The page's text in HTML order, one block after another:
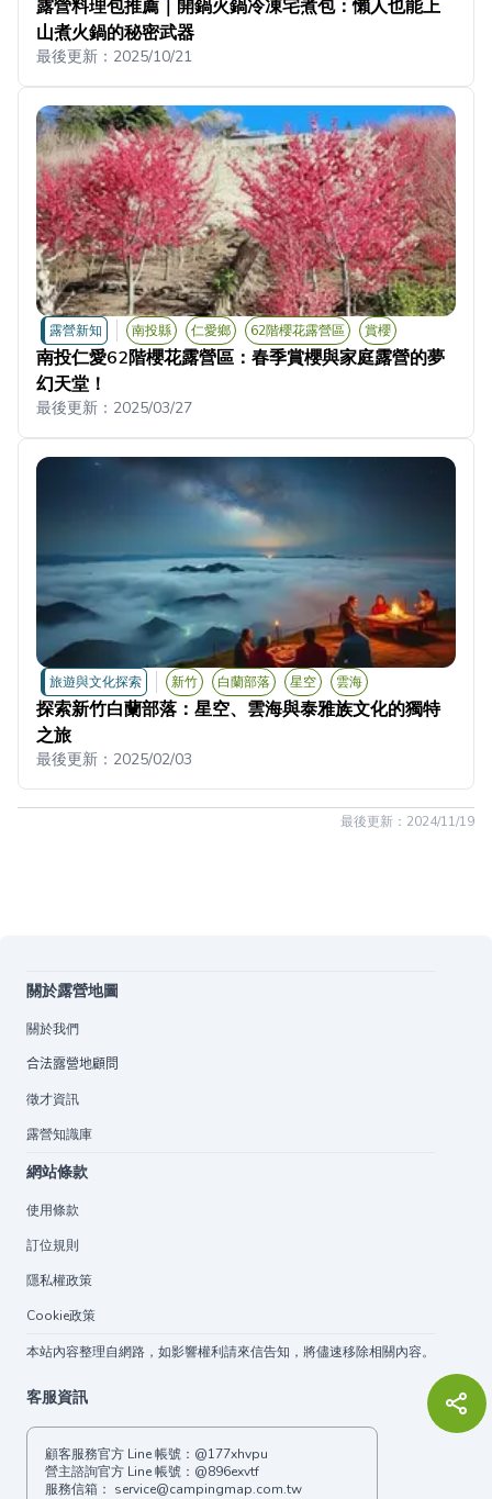
露營料理包推薦｜開鍋火鍋冷凍宅煮包：懶人也能上
山煮火鍋的秘密武器
最後更新： 2025/10/21
露營新知 南投縣 仁愛鄉 62階櫻花露營區 賞櫻
南投仁愛62階櫻花露營區：春季賞櫻與家庭露營的夢
幻天堂！
最後更新： 2025/03/27
旅遊與文化探索 新竹 白蘭部落 星空 雲海
探索新竹白蘭部落：星空、雲海與泰雅族文化的獨特
之旅
最後更新： 2025/02/03
最後更新： 2024/11/19
關於露營地圖
關於我們
合法露營地顧問
徵才資訊
露營知識庫
網站條款
使用條款
訂位規則
隱私權政策
Cookie政策
本站內容整理自網路，如影響權利請來信告知，將儘速移除相關內容。
客服資訊
顧客服務官方 Line 帳號： @177xhvpu
營主諮詢官方 Line 帳號： @896exvtf
服務信箱： service@campingmap.com.tw